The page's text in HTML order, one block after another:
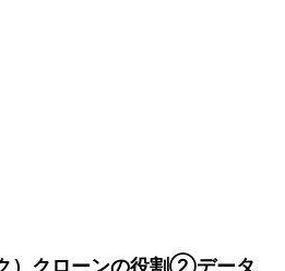
）クローンの役割②データ